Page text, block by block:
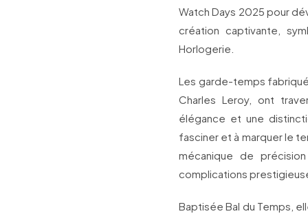
Watch Days 2025 pour
création captivante,
Horlogerie.
Les garde-temps
Charles Leroy, ont
élégance et une
fasciner et à marquer le
mécanique de
complications
Baptisée Bal du Temps,